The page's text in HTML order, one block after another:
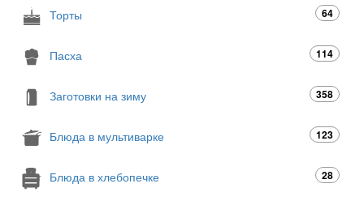
Торты 64
Пасха 114
Заготовки на зиму 358
Блюда в мультиварке 123
Блюда в хлебопечке 28